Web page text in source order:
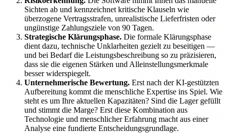
Sichten ab und kennzeichnet kritische Klauseln wie
überzogene Vertragsstrafen, unrealistische Lieferfristen oder
ungünstige Zahlungsziele von 90 Tagen.
Strategische Klärungsphase. Die formale Klärungsphase
dient dazu, technische Unklarheiten gezielt zu beseitigen —
und bei Bedarf die Leistungsbeschreibung so zu präzisieren,
dass sie die eigenen Stärken und Alleinstellungsmerkmale
besser widerspiegelt.
Unternehmerische Bewertung. Erst nach der KI-gestützten
Aufbereitung kommt die menschliche Expertise ins Spiel. Wie
steht es um Ihre aktuellen Kapazitäten? Sind die Lager gefüllt
und stimmt die Marge? Erst diese Kombination aus
Technologie und menschlicher Erfahrung macht aus einer
Analyse eine fundierte Entscheidungsgrundlage.